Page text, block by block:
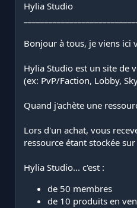
e
u
d
c
a
t
o
Hylia Studio
Bonjour à tous, je viens ici
Hylia Studio est un site de
(ex: PvP/Faction, Lobby,
Quand j'achète une
Lors d'un achat, vous
ressource étant stockée
Hylia Studio... c'est :
de 50 membres
de 10 produits en